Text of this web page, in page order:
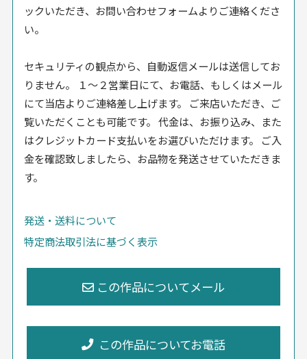
ックいただき、お問い合わせフォームよりご連絡くださ
い。
セキュリティの観点から、自動返信メールは送信してお
りません。 １〜２営業日にて、お電話、もしくはメール
にて当店よりご連絡差し上げます。 ご来店いただき、ご
覧いただくことも可能です。 代金は、お振り込み、また
はクレジットカード支払いをお選びいただけます。 ご入
金を確認致しましたら、お品物を発送させていただきま
す。
発送・送料について
特定商法取引法に基づく表示
この作品についてお電話